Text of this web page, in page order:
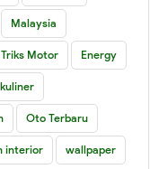
Malaysia
Motor Energy
kuliner
Oto Terbaru
interior wallpaper